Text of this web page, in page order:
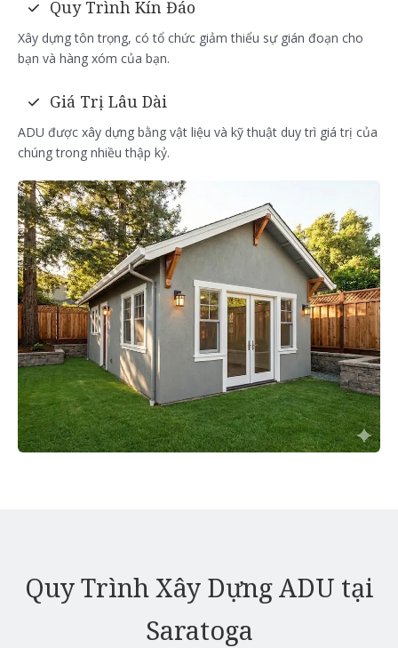
Quy Trình Kín Đáo
Xây dựng tôn trọng, có tổ chức giảm thiểu sự gián đoạn cho
bạn và hàng xóm của bạn.
Giá Trị Lâu Dài
ADU được xây dựng bằng vật liệu và kỹ thuật duy trì giá trị của
chúng trong nhiều thập kỷ.
Quy Trình Xây Dựng ADU tại
Saratoga